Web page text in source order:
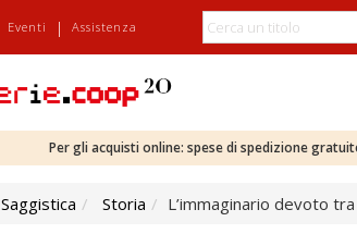
Eventi | Assistenza
Per gli acquisti online: spese di spedizione
Saggistica Storia L’immaginario devoto